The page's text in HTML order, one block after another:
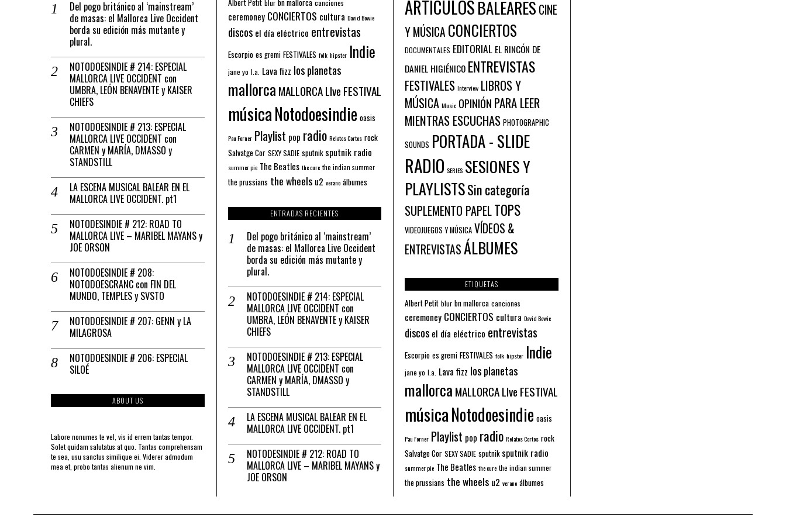
Del pogo británico al ‘mainstream’
de masas: el Mallorca Live Occident
borda su edición más mutante y
plural.
NOTODOESINDIE # 214: ESPECIAL
MALLORCA LIVE OCCIDENT con
UMBRA, LEÓN BENAVENTE y KAISER
CHIEFS
NOTODOESINDIE # 213: ESPECIAL
MALLORCA LIVE OCCIDENT con
CARMEN y MARÍA, DMASSO y
STANDSTILL
LA ESCENA MUSICAL BALEAR EN EL
MALLORCA LIVE OCCIDENT. pt1
NOTODESINDIE # 212: ROAD TO
MALLORCA LIVE – MARIBEL MAYANS y
JOE ORSON
NOTODOESINDIE # 208:
NOTODOESCRANC con FIN DEL
MUNDO, TEMPLES y SVSTO
NOTODOESINDIE # 207: GENN y LA
MILAGROSA
NOTODOESINDIE # 206: ESPECIAL
SILOÉ
ABOUT US
Labore nonumes te vel, vis id errem tantas tempor.
Solet quidam salutatus at quo. Tantas comprehensam
te sea, usu sanctus similique ei. Viderer admodum
mea et, probo tantas alienum ne vim.
blur canciones
ceremoney CONCIERTOS cultura David Bowie
discos el día eléctrico entrevistas
Escorpio es gremi FESTIVALES folk hipster Indie
jane yo l.a. Lava fizz los planetas
mallorca MALLORCA LIve FESTIVAL
músicaNotodoesindie oasis
Pau Forner Playlist pop radio Relatos Cortos rock
Salvatge Cor SEXY SADIE sputnik sputnik radio
summer pie The Beatles the cure the indian summer
the prussians the wheels u2 verano álbumes
ENTRADAS RECIENTES
Del pogo británico al ‘mainstream’
de masas: el Mallorca Live Occident
borda su edición más mutante y
plural.
NOTODOESINDIE # 214: ESPECIAL
MALLORCA LIVE OCCIDENT con
UMBRA, LEÓN BENAVENTE y KAISER
CHIEFS
NOTODOESINDIE # 213: ESPECIAL
MALLORCA LIVE OCCIDENT con
CARMEN y MARÍA, DMASSO y
STANDSTILL
LA ESCENA MUSICAL BALEAR EN EL
MALLORCA LIVE OCCIDENT. pt1
NOTODESINDIE # 212: ROAD TO
MALLORCA LIVE – MARIBEL MAYANS y
JOE ORSON
ARTÍCULOSBALEARES CINE
Y MÚSICA CONCIERTOS
DOCUMENTALES EDITORIAL EL RINCÓN DE
DANIEL HIGIÉNICO ENTREVISTAS
FESTIVALES Interview LIBROS Y
MÚSICA Music OPINIÓN PARA LEER
MIENTRAS ESCUCHAS PHOTOGRAPHIC
SOUNDS PORTADA - SLIDE
RADIO SERIES SESIONES Y
PLAYLISTSSin categoría
SUPLEMENTO PAPELTOPS
VIDEOJUEGOS Y MÚSICA VÍDEOS &
ENTREVISTASÁLBUMES
ETIQUETAS
Albert Petit blur bn mallorca canciones
ceremoney CONCIERTOS cultura David Bowie
discos el día eléctrico entrevistas
Escorpio es gremi FESTIVALES folk hipster Indie
jane yo l.a. Lava fizz los planetas
mallorca MALLORCA LIve FESTIVAL
músicaNotodoesindie oasis
Pau Forner Playlist pop radio Relatos Cortos rock
Salvatge Cor SEXY SADIE sputnik sputnik radio
summer pie The Beatles the cure the indian summer
the prussians the wheels u2 verano álbumes